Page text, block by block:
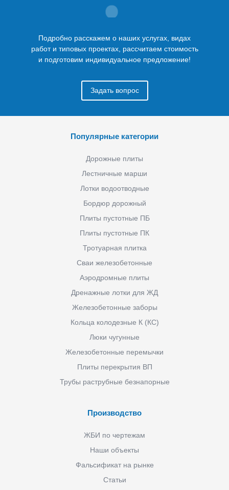
Подробно расскажем о наших услугах, видах
работ и типовых проектах, рассчитаем стоимость
и подготовим индивидуальное предложение!
Задать вопрос
Популярные категории
Дорожные плиты
Лестничные марши
Лотки водоотводные
Бордюр дорожный
Плиты пустотные ПБ
Плиты пустотные ПК
Тротуарная плитка
Сваи железобетонные
Аэродромные плиты
Дренажные лотки для ЖД
Железобетонные заборы
Кольца колодезные К (КС)
Люки чугунные
Железобетонные перемычки
Плиты перекрытия ВП
Трубы раструбные безнапорные
Производство
ЖБИ по чертежам
Наши объекты
Фальсификат на рынке
Статьи